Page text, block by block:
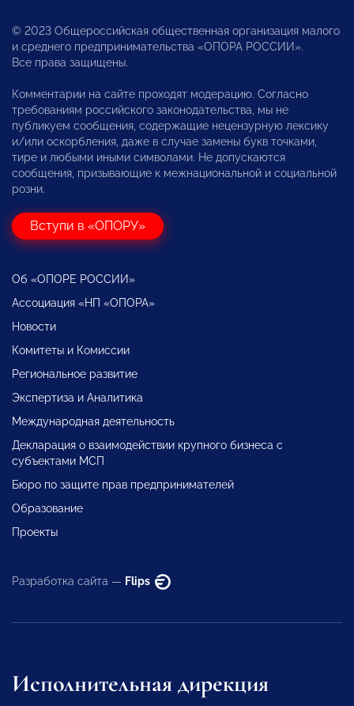
© 2023 Общероссийская общественная организация малого
и среднего предпринимательства «ОПОРА РОССИИ».
Все права защищены.
Комментарии на сайте проходят модерацию. Согласно
требованиям российского законодательства, мы не
публикуем сообщения, содержащие нецензурную лексику
и/или оскорбления, даже в случае замены букв точками,
тире и любыми иными символами. Не допускаются
сообщения, призывающие к межнациональной и социальной
розни.
Вступи в «ОПОРУ»
Об «ОПОРЕ РОССИИ»
Ассоциация «НП «ОПОРА»
Новости
Комитеты и Комиссии
Региональное развитие
Экспертиза и Аналитика
Международная деятельность
Декларация о взаимодействии крупного бизнеса с
субъектами МСП
Бюро по защите прав предпринимателей
Образование
Проекты
Разработка сайта — Flips
Исполнительная дирекция